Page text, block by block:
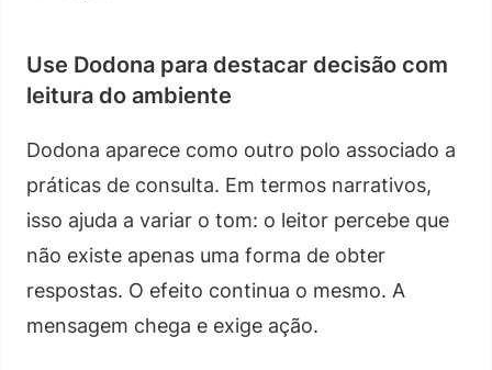
Use Dodona para destacar decisão com
leitura do ambiente
Dodona aparece como outro polo associado a
práticas de consulta. Em termos narrativos,
isso ajuda a variar o tom: o leitor percebe que
não existe apenas uma forma de obter
respostas. O efeito continua o mesmo. A
mensagem chega e exige ação.